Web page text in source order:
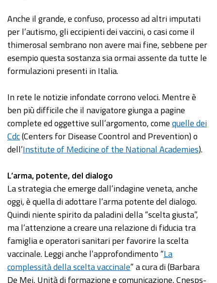
Anche il grande, e confuso, processo ad altri imputati
per l’autismo, gli eccipienti dei vaccini, o casi come il
thimerosal sembrano non avere mai fine, sebbene per
esempio questa sostanza sia ormai assente da tutte le
formulazioni presenti in Italia.
In rete le notizie infondate corrono veloci. Mentre è
ben più difficile che il navigatore giunga a pagine
complete ed oggettive sull’argomento, comequelle dei
Cdc(Centers for Disease Coontrol and Prevention) o
dell’Institute of Medicine of the National Academies).
L’arma, potente, del dialogo
La strategia che emerge dall’indagine veneta, anche
oggi, è quella di adottare l’arma potente del dialogo.
Quindi niente spirito da paladini della “scelta giusta”,
ma l’attenzione a creare una relazione di fiducia tra
famiglia e operatori sanitari per favorire la scelta
vaccinale. Leggi anche l’approfondimento “La
complessità della scelta vaccinale” a cura di (Barbara
De Mei, Unità di formazione e comunicazione, Cnesps-